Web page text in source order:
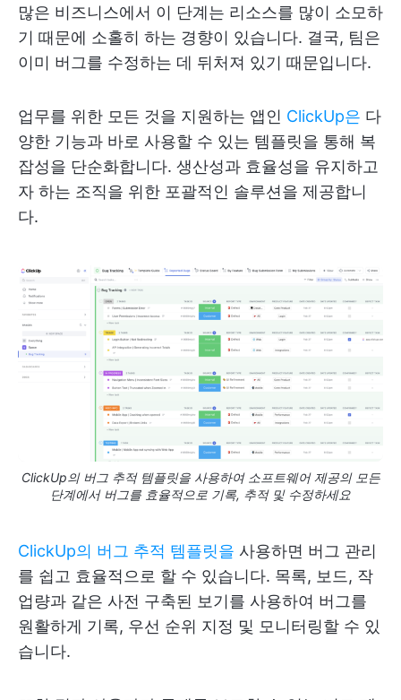
많은 비즈니스에서 이 단계는 리소스를 많이 소모하
기 때문에 소홀히 하는 경향이 있습니다. 결국, 팀은
이미 버그를 수정하는 데 뒤처져 있기 때문입니다.
업무를 위한 모든 것을 지원하는 앱인 ClickUp은 다
양한 기능과 바로 사용할 수 있는 템플릿을 통해 복
잡성을 단순화합니다. 생산성과 효율성을 유지하고
자 하는 조직을 위한 포괄적인 솔루션을 제공합니
다.
ClickUp의 버그 추적 템플릿을 사용하여 소프트웨어 제공의 모든
단계에서 버그를 효율적으로 기록, 추적 및 수정하세요
ClickUp의 버그 추적 템플릿을 사용하면 버그 관리
를 쉽고 효율적으로 할 수 있습니다. 목록, 보드, 작
업량과 같은 사전 구축된 보기를 사용하여 버그를
원활하게 기록, 우선 순위 지정 및 모니터링할 수 있
습니다.